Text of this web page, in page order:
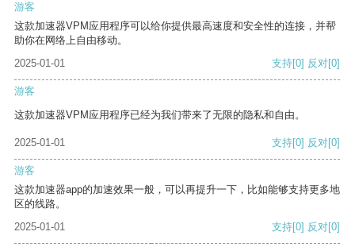
游客
这款加速器VPM应用程序可以给你提供最高速度和安全性的连接，并帮
助你在网络上自由移动。
2025-01-01
支持[0] 反对[0]
游客
这款加速器VPM应用程序已经为我们带来了无限的隐私和自由。
2025-01-01 支持[0] 反对[0]
游客
这款加速器app的加速效果一般，可以再提升一下，比如能够支持更多地
区的线路。
2025-01-01
支持[0] 反对[0]